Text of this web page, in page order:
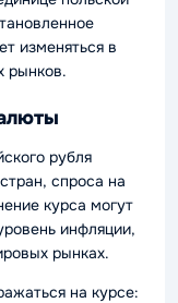
изменяться в
рынков.
рубля
спроса на
курса могут
инфляции,
рынках.
на курсе: